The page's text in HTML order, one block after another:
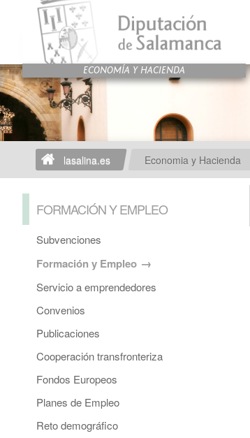
lasalina.es Economia y Hacienda
FORMACIÓN Y EMPLEO
Subvenciones
Formación y Empleo
Servicio a emprendedores
Convenios
Publicaciones
Cooperación transfronteriza
Fondos Europeos
Planes de Empleo
Reto demográfico